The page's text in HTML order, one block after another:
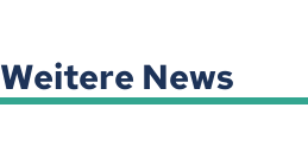
Weitere News